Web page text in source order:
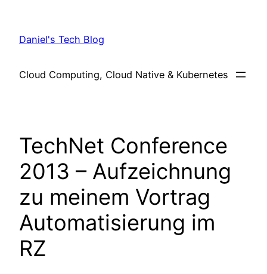
content
Daniel's Tech Blog
Cloud Computing, Cloud Native & Kubernetes
TechNet Conference
2013 – Aufzeichnung
zu meinem Vortrag
Automatisierung im
RZ